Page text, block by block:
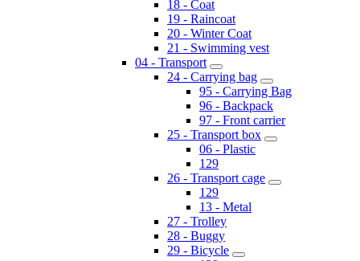
18 - Coat
19 - Raincoat
20 - Winter Coat
21 - Swimming vest
04 - Transport
24 - Carrying bag
95 - Carrying Bag
96 - Backpack
97 - Front carrier
25 - Transport box
06 - Plastic
129
26 - Transport cage
129
13 - Metal
27 - Trolley
28 - Buggy
29 - Bicycle